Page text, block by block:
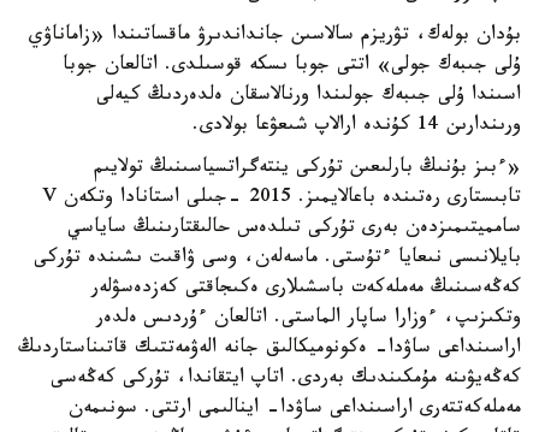
بۇدان بولەك، تۋريزم سالاسىن جانداندىرۋ ماقساتىندا «زاماناۋي
ۇلى جىبەك جولى» اتتى جوبا ىسكە قوسىلدى. اتالعان جوبا
اسىندا ۇلى جىبەك جولىندا ورنالاسقان ەلدەردىڭ كيەلى
ورىندارىن 14 كۇندە ارالاپ شىعۋعا بولادى.
«ءبىز بۇنىڭ بارلىعىن تۇركى ينتەگراتسياسىنىڭ تولايىم
تابىستارى رەتىندە باعالايمىز. 2015 -جىلى استانادا وتكەن V
سامميتىمىزدەن بەرى تۇركى تىلدەس حالىقتارىنىڭ ساياسي
بايلانىسى نىعايا ءتۇستى. ماسەلەن، وسى ۋاقىت ىشىندە تۇركى
كەڭەسىنىڭ مەملەكەت باسشىلارى ەكىجاقتى كەزدەسۋلەر
وتكىزىپ، ءوزارا ساپار الماستى. اتالعان ءۇردىس ەلدەر
اراسىنداعى ساۋدا- ەكونوميكالىق جانە الەۋمەتتىك قاتىناستاردىڭ
كەڭەيۋىنە مۇمكىندىك بەردى. اتاپ ايتقاندا، تۇركى كەڭەسى
مەملەكەتتەرى اراسىنداعى ساۋدا- اينالىمى ارتتى. سونىمەن